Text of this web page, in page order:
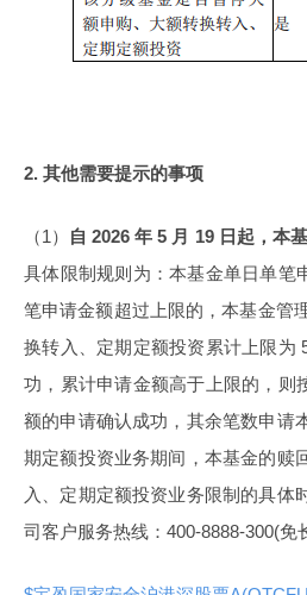
2. 其他需要提示的事项
（1）
自 2026 年 5 月 19 日起，本
具体限制规则为：本基金单日单笔
笔申请金额超过上限的，本基金管
换转入、定期定额投资累计上限为
功，累计申请金额高于上限的，则
额的申请确认成功，其余笔数申请
期定额投资业务期间，本基金的赎
入、定期定额投资业务限制的具体
司客户服务热线：400-8888-300(